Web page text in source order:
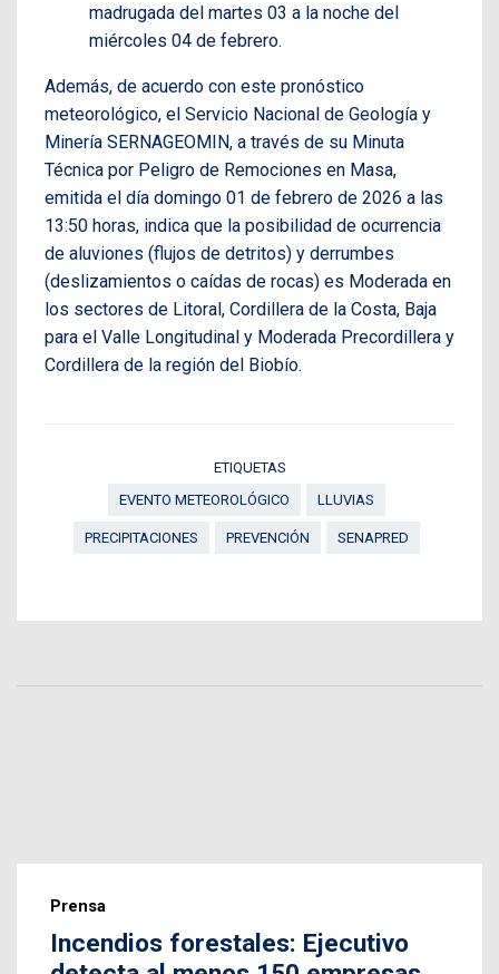
madrugada del martes 03 a la noche del
miércoles 04 de febrero.
Además, de acuerdo con este pronóstico
meteorológico, el Servicio Nacional de Geología y
Minería SERNAGEOMIN, a través de su Minuta
Técnica por Peligro de Remociones en Masa,
emitida el día domingo 01 de febrero de 2026 a las
13:50 horas, indica que la posibilidad de ocurrencia
de aluviones (flujos de detritos) y derrumbes
(deslizamientos o caídas de rocas) es Moderada en
los sectores de Litoral, Cordillera de la Costa, Baja
para el Valle Longitudinal y Moderada Precordillera y
Cordillera de la región del Biobío.
ETIQUETAS
EVENTO METEOROLÓGICO
LLUVIAS
PRECIPITACIONES PREVENCIÓN SENAPRED
Prensa
Incendios forestales: Ejecutivo